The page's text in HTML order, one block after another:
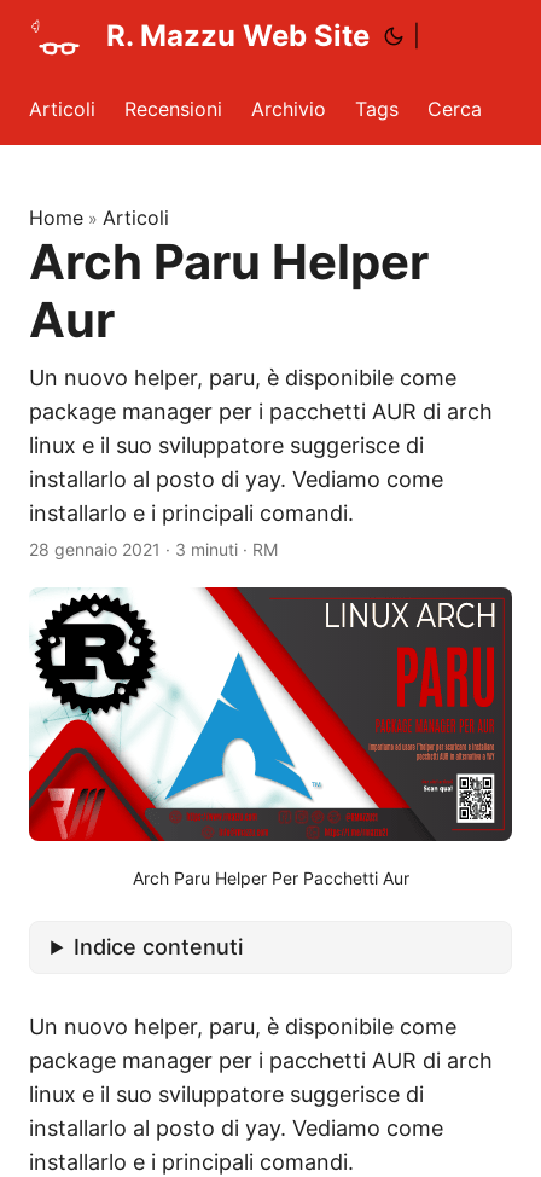
R. Mazzu Web Site
Articoli Recensioni Archivio Tags Cerca
Home » Articoli
Arch Paru Helper
Aur
Un nuovo helper, paru, è disponibile come
package manager per i pacchetti AUR di arch
linux e il suo sviluppatore suggerisce di
installarlo al posto di yay. Vediamo come
installarlo e i principali comandi.
28 gennaio 2021 · 3 minuti · RM
Arch Paru Helper Per Pacchetti Aur
Indice contenuti
Un nuovo helper, paru, è disponibile come
package manager per i pacchetti AUR di arch
linux e il suo sviluppatore suggerisce di
installarlo al posto di yay. Vediamo come
installarlo e i principali comandi.